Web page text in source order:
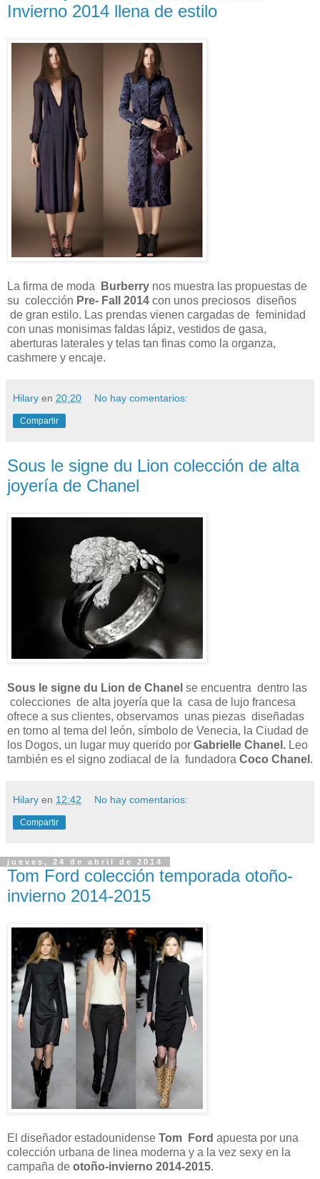
Invierno 2014 llena de estilo
La firma de moda Burberry nos muestra las propuestas de
su colección Pre- Fall 2014 con unos preciosos diseños
de gran estilo. Las prendas vienen cargadas de feminidad
con unas monisimas faldas lápiz, vestidos de gasa,
aberturas laterales y telas tan finas como la organza,
cashmere y encaje.
Hilary en 20:20 No hay comentarios:
Compartir
Sous le signe du Lion colección de alta
joyería de Chanel
Sous le signe du Lion de Chanel se encuentra dentro las
colecciones de alta joyería que la casa de lujo francesa
ofrece a sus clientes, observamos unas piezas diseñadas
en torno al tema del león, símbolo de Venecia, la Ciudad de
los Dogos, un lugar muy querido por Gabrielle Chanel. Leo
también es el signo zodiacal de la fundadora Coco Chanel .
Hilary en 12:42 No hay comentarios:
Compartir
jueves, 24 de abril de 2014
Tom Ford colección temporada otoño-
invierno 2014-2015
El diseñador estadounidense Tom Ford apuesta por una
colección urbana de linea moderna y a la vez sexy en la
campaña de otoño-invierno 2014-2015.